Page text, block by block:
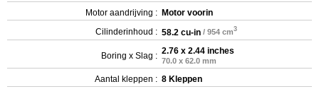
Motor aandrijving : Motor voorin
Cilinderinhoud : 58.2 cu-in / 954 cm3
Boring x Slag : 2.76 x 2.44 inches
70.0 x 62.0 mm
Aantal kleppen : 8 Kleppen